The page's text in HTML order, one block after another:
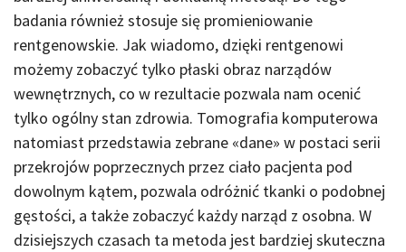
badania również stosuje się promieniowanie
rentgenowskie. Jak wiadomo, dzięki rentgenowi
możemy zobaczyć tylko płaski obraz narządów
wewnętrznych, co w rezultacie pozwala nam ocenić
tylko ogólny stan zdrowia. Tomografia komputerowa
natomiast przedstawia zebrane «dane» w postaci serii
przekrojów poprzecznych przez ciało pacjenta pod
dowolnym kątem, pozwala odróżnić tkanki o podobnej
gęstości, a także zobaczyć każdy narząd z osobna. W
dzisiejszych czasach ta metoda jest bardziej skuteczna